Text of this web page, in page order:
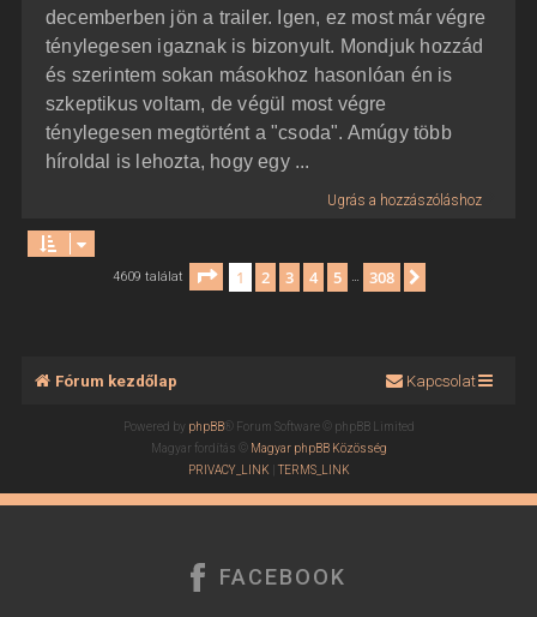
decemberben jön a trailer. Igen, ez most már végre
ténylegesen igaznak is bizonyult. Mondjuk hozzád
és szerintem sokan másokhoz hasonlóan én is
szkeptikus voltam, de végül most végre
ténylegesen megtörtént a "csoda". Amúgy több
híroldal is lehozta, hogy egy ...
Ugrás a hozzászóláshoz
4609 találat Oldal:1 /308
1 2 3 4 5 … 308
Fórum kezdőlap Kapcsolat
Powered by phpBB® Forum Software © phpBB Limited
Magyar fordítás © Magyar phpBB Közösség
PRIVACY_LINK |TERMS_LINK
FACEBOOK